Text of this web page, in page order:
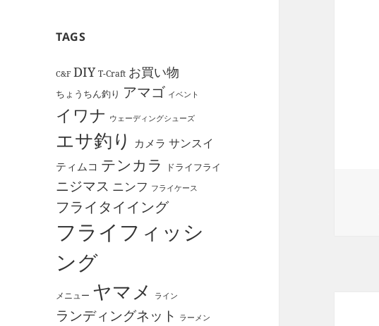
TAGS
C&F DIY T-Craft お買い物
ちょうちん釣り アマゴ イベント
イワナ ウェーディングシューズ
エサ釣り カメラ サンスイ
ティムコ テンカラ ドライフライ
ニジマス ニンフ フライケース
フライタイイング
フライフィッシ
ング
メニュー ヤマメ ライン
ランディングネット ラーメン